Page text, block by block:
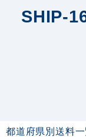
SHIP-
都道府県別送料